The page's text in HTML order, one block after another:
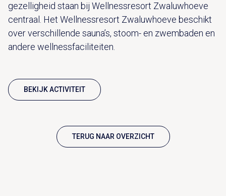
gezelligheid staan bij Wellnessresort Zwaluwhoeve
centraal. Het Wellnessresort Zwaluwhoeve beschikt
over verschillende sauna’s, stoom- en zwembaden en
andere wellnessfaciliteiten.
BEKIJK ACTIVITEIT
TERUG NAAR OVERZICHT